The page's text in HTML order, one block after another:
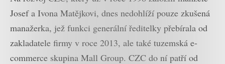
Josef a Ivona Matějkovi, dnes nedohlíží pouze zkušená
manažerka, jež funkci generální ředitelky přebírala od
zakladatele firmy v roce 2013, ale také tuzemská e-
commerce skupina Mall Group. CZC do ní patří od